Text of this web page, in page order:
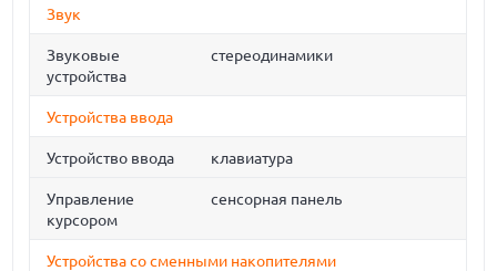
Звук
Звуковые
устройства
стереодинамики
Устройства ввода
Устройство ввода клавиатура
Управление
курсором
сенсорная панель
Устройства со сменными накопителями